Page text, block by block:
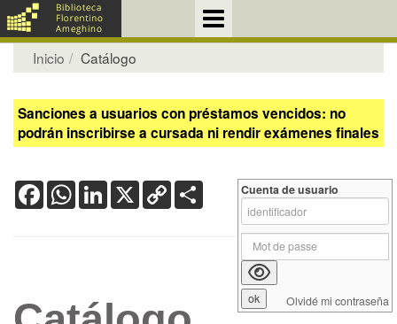
Inicio Catálogo
Sanciones a usuarios con préstamos vencidos: no
podrán inscribirse a cursada ni rendir exámenes finales
FacebookWhatsApp
LinkedIn
X Copy
Link
Cuenta de usuario
Olvidé mi contraseña